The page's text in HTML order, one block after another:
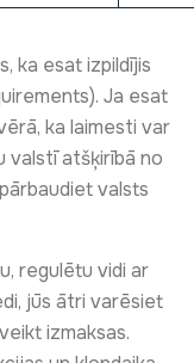
ka esat izpildījis
Ja esat
ka laimesti var
valstī atšķirībā no
valsts
regulētu vidi ar
jūs ātri varēsiet
izmaksas.